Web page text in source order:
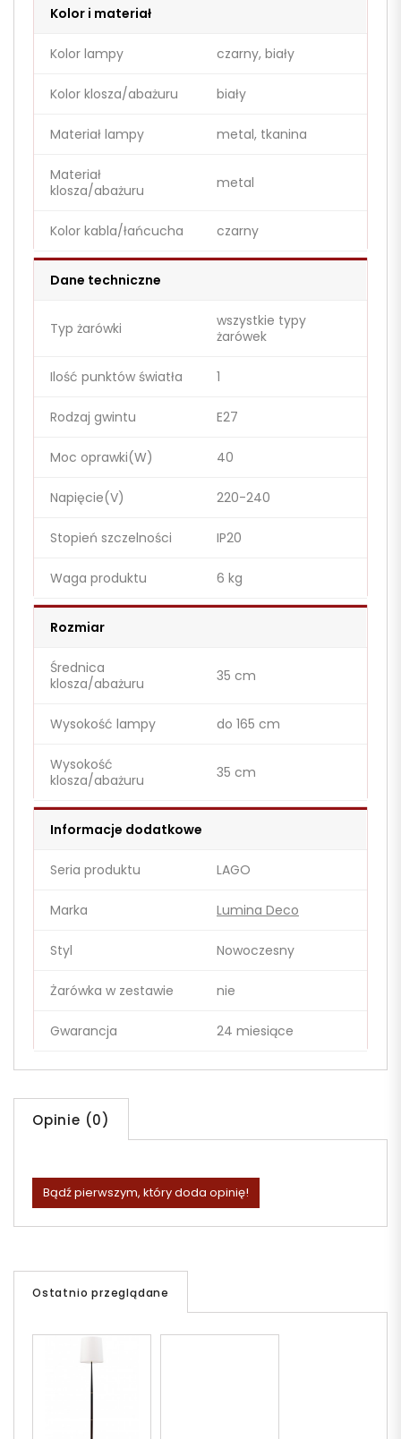
Kolor i materiał
Kolor lampy czarny, biały
Kolor klosza/abażuru biały
Materiał lampy metal, tkanina
Materiał
klosza/abażuru
metal
Kolor kabla/łańcucha czarny
Dane techniczne
Typ żarówki
wszystkie typy
żarówek
Ilość punktów światła 1
Rodzaj gwintu E27
Moc oprawki(W) 40
Napięcie(V) 220-240
Stopień szczelności IP20
Waga produktu 6 kg
Rozmiar
Średnica
klosza/abażuru
35 cm
Wysokość lampy do 165 cm
Wysokość
klosza/abażuru
35 cm
Informacje dodatkowe
Seria produktu LAGO
Marka Lumina Deco
Styl Nowoczesny
Żarówka w zestawie nie
Gwarancja 24 miesiące
Opinie (0)
Bądź pierwszym, który doda opinię!
Ostatnio przeglądane